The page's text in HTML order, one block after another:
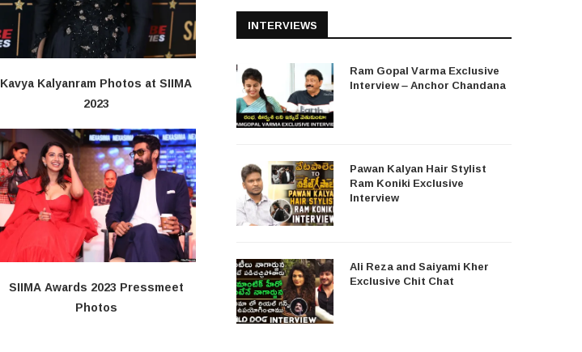
Kavya Kalyanram Photos at SIIMA
2023
SIIMA Awards 2023 Pressmeet
Photos
INTERVIEWS
Ram Gopal Varma Exclusive
Interview – Anchor Chandana
Pawan Kalyan Hair Stylist
Ram Koniki Exclusive
Interview
Ali Reza and Saiyami Kher
Exclusive Chit Chat